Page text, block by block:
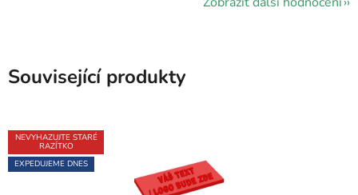
Související produkty
NEVYHAZUJTE STARÉ
RAZÍTKO
EXPEDUJEME DNES